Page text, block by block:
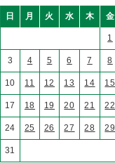
日 月 火 水 木 金
1
3 4 5 6 7 8
10 11 12 13 14 15
17 18 19 20 21 22
24 25 26 27 28 29
31